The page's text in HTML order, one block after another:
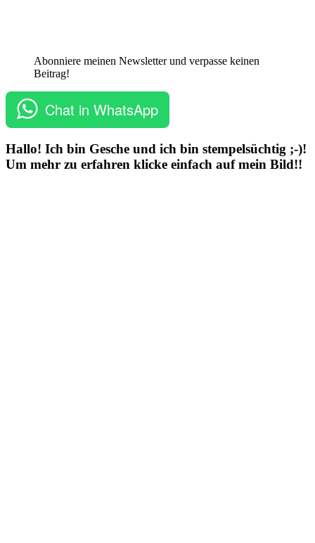
Abonniere meinen Newsletter und verpasse keinen
Beitrag!
Chat in WhatsApp
Hallo! Ich bin Gesche und ich bin stempelsüchtig ;-)!
Um mehr zu erfahren klicke einfach auf mein Bild!!